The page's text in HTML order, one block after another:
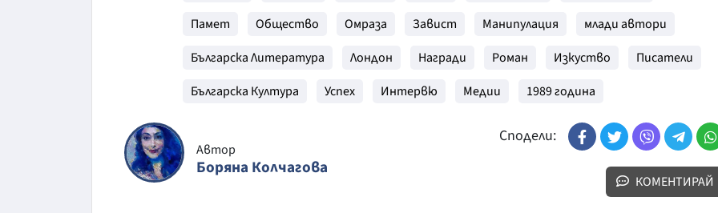
Памет
Общество Омраза Завист Манипулация
млади автори
Българска Литература
Лондон Награди Роман Изкуство
Писатели
Българска Култура
Успех Интервю Медии 1989 година
Автор
Боряна Колчагова
Сподели:
КОМЕНТИРАЙ